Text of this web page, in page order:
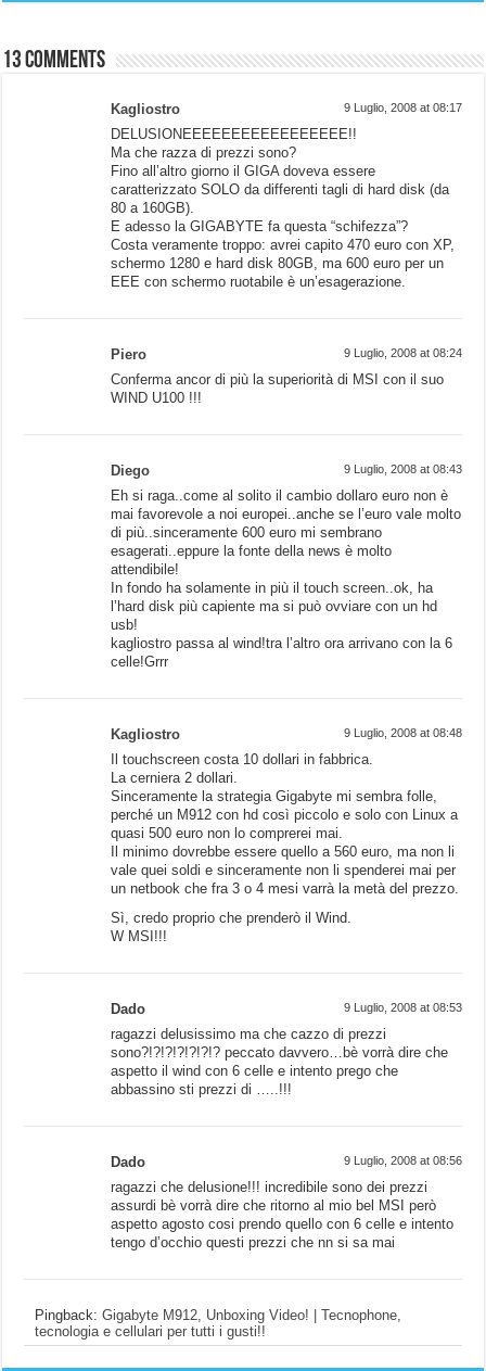
13 comments
Kagliostro 9 Luglio, 2008 at 08:17
DELUSIONEEEEEEEEEEEEEEEEE!!
Ma che razza di prezzi sono?
Fino all’altro giorno il GIGA doveva essere
caratterizzato SOLO da differenti tagli di hard disk (da
80 a 160GB).
E adesso la GIGABYTE fa questa “schifezza”?
Costa veramente troppo: avrei capito 470 euro con XP,
schermo 1280 e hard disk 80GB, ma 600 euro per un
EEE con schermo ruotabile è un’esagerazione.
Piero 9 Luglio, 2008 at 08:24
Conferma ancor di più la superiorità di MSI con il suo
WIND U100 !!!
Diego 9 Luglio, 2008 at 08:43
Eh si raga..come al solito il cambio dollaro euro non è
mai favorevole a noi europei..anche se l’euro vale molto
di più..sinceramente 600 euro mi sembrano
esagerati..eppure la fonte della news è molto
attendibile!
In fondo ha solamente in più il touch screen..ok, ha
l’hard disk più capiente ma si può ovviare con un hd
usb!
kagliostro passa al wind!tra l’altro ora arrivano con la 6
celle!Grrr
Kagliostro 9 Luglio, 2008 at 08:48
Il touchscreen costa 10 dollari in fabbrica.
La cerniera 2 dollari.
Sinceramente la strategia Gigabyte mi sembra folle,
perché un M912 con hd così piccolo e solo con Linux a
quasi 500 euro non lo comprerei mai.
Il minimo dovrebbe essere quello a 560 euro, ma non li
vale quei soldi e sinceramente non li spenderei mai per
un netbook che fra 3 o 4 mesi varrà la metà del prezzo.
Sì, credo proprio che prenderò il Wind.
W MSI!!!
Dado 9 Luglio, 2008 at 08:53
ragazzi delusissimo ma che cazzo di prezzi
sono?!?!?!?!?!?!? peccato davvero…bè vorrà dire che
aspetto il wind con 6 celle e intento prego che
abbassino sti prezzi di …..!!!
Dado 9 Luglio, 2008 at 08:56
ragazzi che delusione!!! incredibile sono dei prezzi
assurdi bè vorrà dire che ritorno al mio bel MSI però
aspetto agosto cosi prendo quello con 6 celle e intento
tengo d’occhio questi prezzi che nn si sa mai
Pingback:Gigabyte M912, Unboxing Video! | Tecnophone,
tecnologia e cellulari per tutti i gusti!!